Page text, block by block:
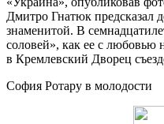
Дмитро Гнатюк предсказал
знаменитой. В
соловей», как ее с любовью
в Кремлевский Дворец
София Ротару в молодости